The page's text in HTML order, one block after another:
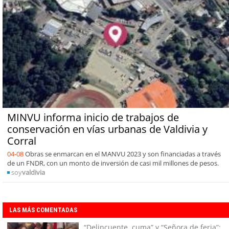
MINVU informa inicio de trabajos de
conservación en vías urbanas de Valdivia y
Corral
04-08Obras se enmarcan en el MANVU 2023 y son financiadas a través
de un FNDR, con un monto de inversión de casi mil millones de pesos.
soyvaldivia
LAS MÁS COMENTADAS
“Delincuente, cuma” y “Señora de feria”: